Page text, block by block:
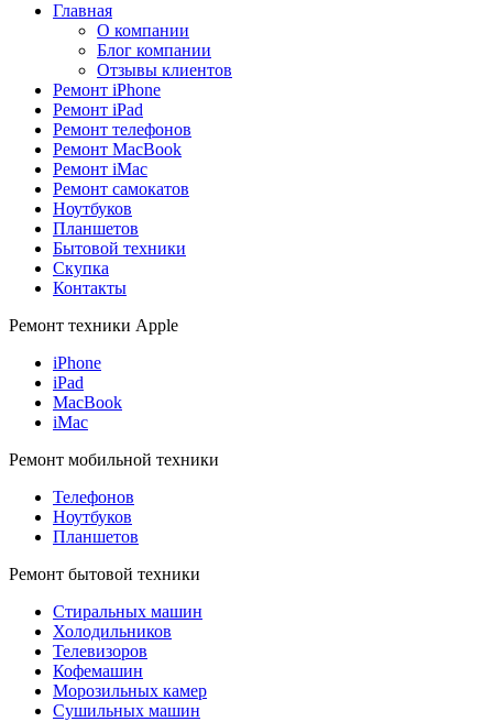
Главная
О компании
Блог компании
Отзывы клиентов
Ремонт iPhone
Ремонт iPad
Ремонт телефонов
Ремонт MacBook
Ремонт iMac
Ремонт самокатов
Ноутбуков
Планшетов
Бытовой техники
Скупка
Контакты
Ремонт техники Apple
iPhone
iPad
MacBook
iMac
Ремонт мобильной техники
Телефонов
Ноутбуков
Планшетов
Ремонт бытовой техники
Стиральных машин
Холодильников
Телевизоров
Кофемашин
Морозильных камер
Сушильных машин